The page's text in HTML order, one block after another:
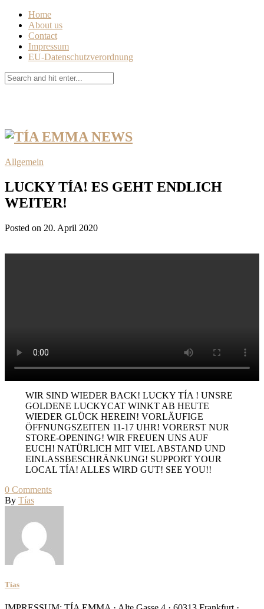
Home
About us
Contact
Impressum
EU-Datenschutzverordnung
Allgemein
LUCKY TÍA! ES GEHT ENDLICH
WEITER!
Posted on 20. April 2020
WIR SIND WIEDER BACK! LUCKY TÍA ! UNSRE
GOLDENE LUCKYCAT WINKT AB HEUTE
WIEDER GLÜCK HEREIN! VORLÄUFIGE
ÖFFNUNGSZEITEN 11-17 UHR! VORERST NUR
STORE-OPENING! WIR FREUEN UNS AUF
EUCH! NATÜRLICH MIT VIEL ABSTAND UND
EINLASSBESCHRÄNKUNG! SUPPORT YOUR
LOCAL TÍA! ALLES WIRD GUT! SEE YOU!!
0 Comments
By Tías
Tías